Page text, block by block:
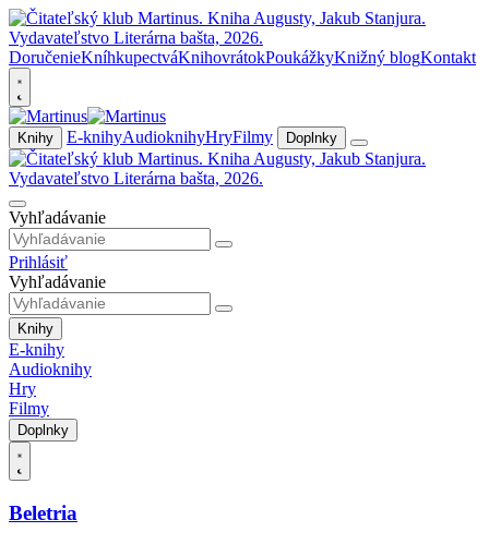
DoručenieKníhkupectváKnihovrátokPoukážkyKnižný blogKontakt
Knihy E-knihyAudioknihyHryFilmy Doplnky
Vyhľadávanie
Prihlásiť
Vyhľadávanie
Knihy
E-knihy
Audioknihy
Hry
Filmy
Doplnky
Beletria